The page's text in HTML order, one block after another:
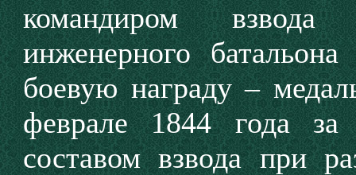
командиром взвода
инженерного
боевую награду –
феврале 1844 года за
составом взвода при